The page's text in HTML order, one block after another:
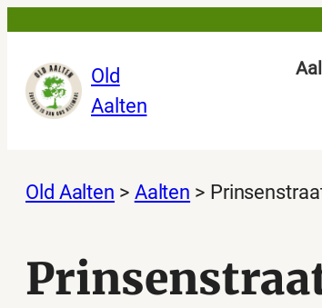
de
inhoud
Old
Aalten
Old Aalten > Aalten >